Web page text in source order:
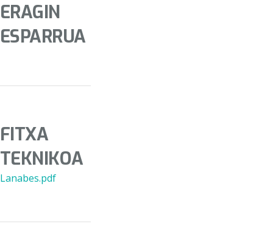
ERAGIN
ESPARRUA
FITXA
TEKNIKOA
Lanabes.pdf